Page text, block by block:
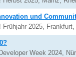
und
2025,
Week 2024,